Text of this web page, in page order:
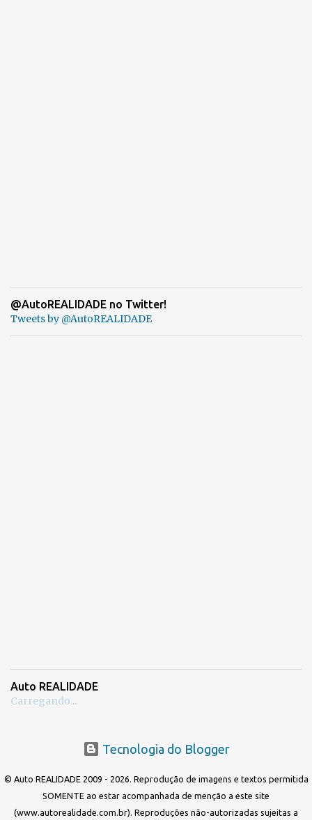
@AutoREALIDADE no Twitter!
Tweets by @AutoREALIDADE
Auto REALIDADE
Carregando...
Tecnologia do Blogger
© Auto REALIDADE 2009 - 2026. Reprodução de imagens e textos permitida
SOMENTE ao estar acompanhada de menção a este site
(www.autorealidade.com.br). Reproduções não-autorizadas sujeitas a